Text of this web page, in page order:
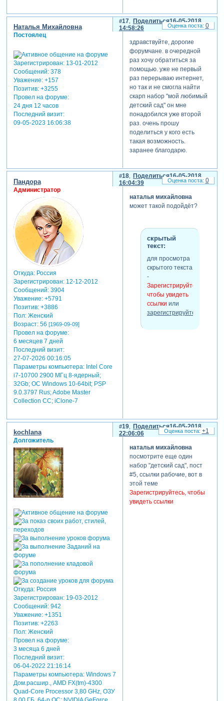
Поделиться
17
16-05-2018
14:58:26
Наталья Михайловна
Постоялец
Зарегистрирован: 13-01-2012
Сообщений:378
Уважение: +157
Позитив: +3255
Провел на форуме:
24 дня 12 часов
Последний визит:
09-05-2023 16:06:38
здравствуйте, дорогие
форумчане. в очередной
раз хочу обратиться за
помощью. уже не первый
раз перерываю интернет,
но так и не смогла найти
скарп набор "мой любимый
детский сад" он мне
понадобился уже второй
раз. очень прошу
поделиться у кого есть
такая возможность.
заранее благодарю.
0
Поделиться
18
16-05-2018
16:04:39
Пандора
Администратор
Откуда:Россия
Зарегистрирован: 12-12-2012
Сообщений:3904
Уважение: +5791
Позитив: +3886
Пол:Женский
Возраст:56 [1969-09-09]
Провел на форуме:
6 месяцев 7 дней
Последний визит:
27-07-2026 00:16:05
Параметры компьютера:Intel Core
i7-10700 2900 МГц 8-ядерный;
32Gb; ОС Windows 10-64bit; PSP
9.0.3797 Rus; Adobe Master
Collection СС; iClone-7
наталья михайловна
может такой подойдёт?
скрытый
текст:
для просмотра
0
Поделиться16-05-2018
22:06:06
kochlana
Долгожитель
Откуда:Россия
Зарегистрирован
Сообщений:942
Уважение:
+1351
Позитив: +2263
Пол: Женский
Провел на форуме:
3 месяца 6 дней
Последний визит:
06-04-2022 21:16:14
наталья михайловна
посмотрите еще один
набор "детский сад", пост
#5, ссылки рабочие, вот в